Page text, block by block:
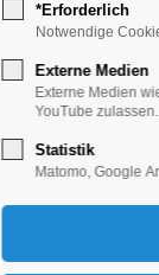
Unter den
*Erforderlich
Notwendige
Externe Medien
Externe Medien
YouTube zulassen.
Statistik
Matomo, Google